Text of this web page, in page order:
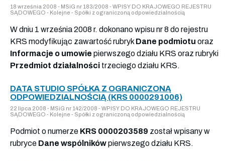
18 września 2008 - MSiG nr 183/2008 - WPISY DO KRAJOWEGO REJESTRU
SĄDOWEGO - Kolejne - Spółki z ograniczoną odpowiedzialnością
W dniu 1 września 2008 r. dokonano wpisu nr 8 do rejestru
KRS modyfikując zawartość rubryk Dane podmiotu oraz
Informacje o umowie pierwszego działu KRS oraz rubryki
Przedmiot działalności trzeciego działu KRS.
DATA STUDIO SPÓŁKA Z OGRANICZONĄ
ODPOWIEDZIALNOŚCIĄ (KRS 0000291006)
22 lipca 2008 - MSiG nr 142/2008 - WPISY DO KRAJOWEGO REJESTRU
SĄDOWEGO - Kolejne - Spółki z ograniczoną odpowiedzialnością
Podmiot o numerze KRS 0000203589 został wpisany w
rubryce Dane wspólnikówpierwszego działu KRS.